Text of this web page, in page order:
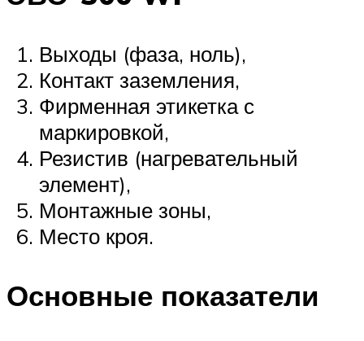
Выходы (фаза, ноль),
Контакт заземления,
Фирменная этикетка с
маркировкой,
Резистив (нагревательный
элемент),
Монтажные зоны,
Место кроя.
Основные показатели